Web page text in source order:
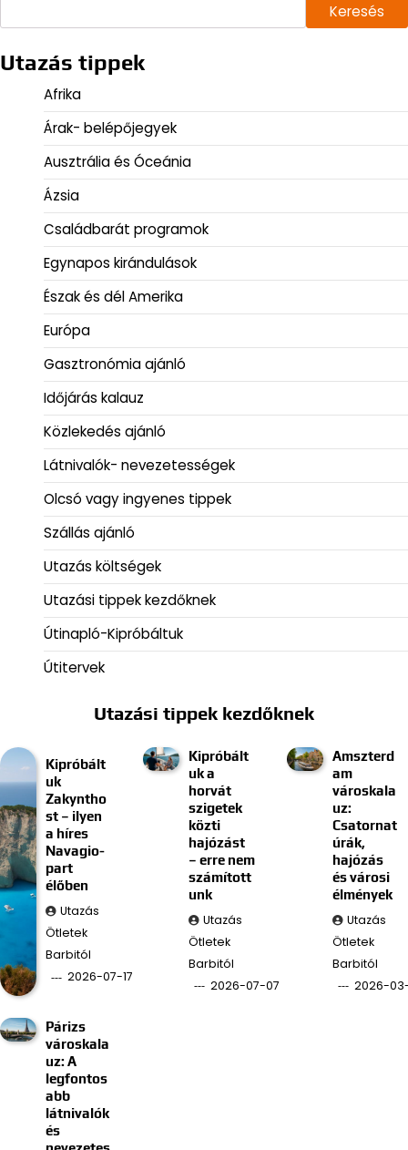
Keresés
Utazás tippek
Afrika
Árak- belépőjegyek
Ausztrália és Óceánia
Ázsia
Családbarát programok
Egynapos kirándulások
Észak és dél Amerika
Európa
Gasztronómia ajánló
Időjárás kalauz
Közlekedés ajánló
Látnivalók- nevezetességek
Olcsó vagy ingyenes tippek
Szállás ajánló
Utazás költségek
Utazási tippek kezdőknek
Útinapló-Kipróbáltuk
Útitervek
Utazási tippek kezdőknek
Kipróbált
uk
Zakyntho
st – ilyen
a híres
Navagio-
part
élőben
Utazás
Ötletek
Barbitól
2026-07-17
Kipróbált
uk a
horvát
szigetek
közti
hajózást
– erre nem
számított
unk
Utazás
Ötletek
Barbitól
2026-07-07
Amszterd
am
városkala
uz:
Csatornat
úrák,
hajózás
és városi
élmények
Utazás
Ötletek
Barbitól
2026-
Párizs
városkala
uz: A
legfontos
abb
látnivalók
és